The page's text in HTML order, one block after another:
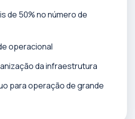
de 50% no número de
operacional
da infraestrutura
para operação de grande